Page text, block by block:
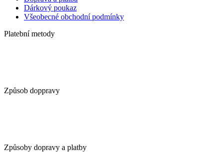
Dárkový poukaz
Všeobecné obchodní podmínky
Platební metody
Způsob doppravy
Způsoby dopravy a platby